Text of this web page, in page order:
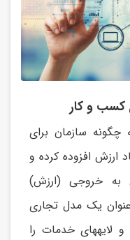
کسب و کار
سازمان برای
ارزش افزوده کرده و
به خروجی (ارزش)
عنوان یک مدل تجاری
لایههای خدمات را